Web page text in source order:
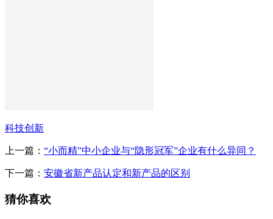
科技创新
上一篇： “小而精”中小企业与“隐形冠军”企业有什么异同？
下一篇： 安徽省新产品认定和新产品的区别
猜你喜欢